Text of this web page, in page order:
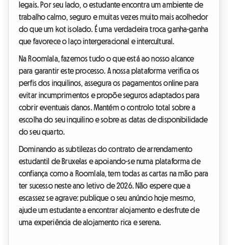
legais. Por seu lado, o estudante encontra um ambiente de
trabalho calmo, seguro e muitas vezes muito mais acolhedor
do que um kot isolado. É uma verdadeira troca ganha-ganha
que favorece o laço intergeracional e intercultural.
Na Roomlala, fazemos tudo o que está ao nosso alcance
para garantir este processo. A nossa plataforma verifica os
perfis dos inquilinos, assegura os pagamentos online para
evitar incumprimentos e propõe seguros adaptados para
cobrir eventuais danos. Mantém o controlo total sobre a
escolha do seu inquilino e sobre as datas de disponibilidade
do seu quarto.
Dominando as subtilezas do contrato de arrendamento
estudantil de Bruxelas e apoiando-se numa plataforma de
confiança como a Roomlala, tem todas as cartas na mão para
ter sucesso neste ano letivo de 2026. Não espere que a
escassez se agrave: publique o seu anúncio hoje mesmo,
ajude um estudante a encontrar alojamento e desfrute de
uma experiência de alojamento rica e serena.